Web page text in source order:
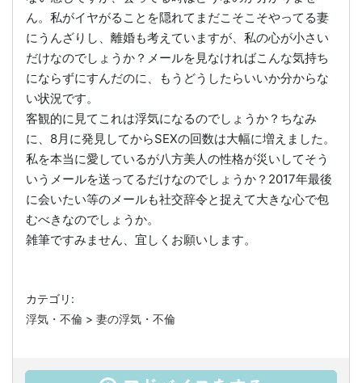
ん。私がイヤがることを隠れてまだこそこそやってる妻
にうんざりし、離婚も考えていますが、私の心が小さい
だけなのでしょうか？メールを見なければこんな気持ち
にならずにすんだのに、もうどうしたらいいか分からな
い状況です。
客観的に見てこれは浮気になるのでしょうか？ちなみ
に、8月に発見してからSEXの回数は大幅に増えました。
私を本当に愛しているが八方美人の性格が災いしてそう
いうメールを送ってるだけなのでしょうか？2017年最後
に会いたい等のメールも社交辞令と捉えて大きな心で包
むべきなのでしょうか。
雑筆ですみません、宜しくお願いします。
カテゴリ:
浮気・不倫 > 妻の浮気・不倫